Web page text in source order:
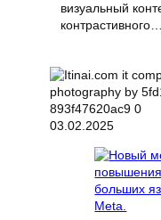
визуальный
контрастивного…
03.02.2025